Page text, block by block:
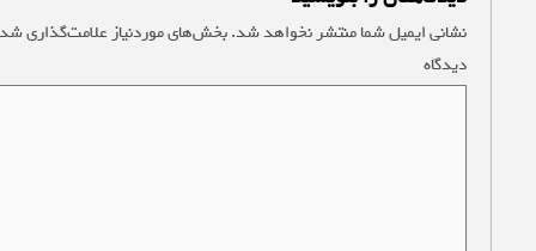
نشانی ایمیل شما منتشر نخواهد شد.بخش‌های موردنیاز علامت‌گذاری
دیدگاه